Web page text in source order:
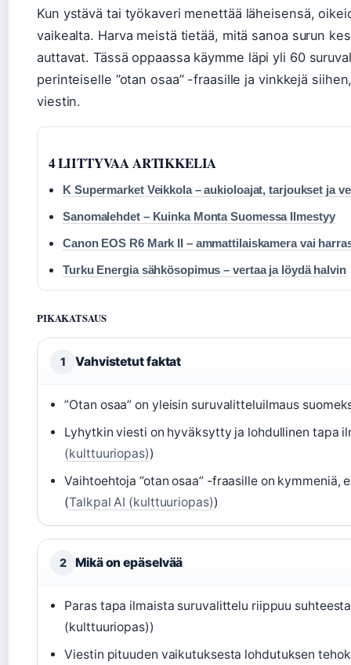
Kun ystävä tai työkaveri menettää läheisensä,
vaikealta. Harva meistä tietää, mitä sanoa surun
auttavat. Tässä oppaassa käymme läpi yli 60
perinteiselle ”otan osaa” -fraasille ja vinkkejä
viestin.
4 LIITTYVAA ARTIKKELIA
K Supermarket Veikkola – aukioloajat, tarjoukset ja
Sanomalehdet – Kuinka Monta Suomessa Ilmestyy
Canon EOS R6 Mark II – ammattilaiskamera vai
Turku Energia sähkösopimus – vertaa ja löydä halvin
PIKAKATSAUS
1 Vahvistetut faktat
”Otan osaa” on yleisin suruvalitteluilmaus
Lyhytkin viesti on hyväksytty ja lohdullinen tapa
(kulttuuriopas))
Vaihtoehtoja ”otan osaa” -fraasille on kymmeniä,
(Talkpal AI (kulttuuriopas))
2 Mikä on epäselvää
Paras tapa ilmaista suruvalittelu riippuu
(kulttuuriopas))
Viestin pituuden vaikutuksesta lohdutuksen